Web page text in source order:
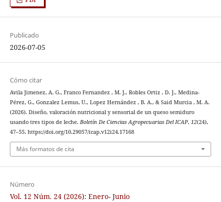
Publicado
2026-07-05
Cómo citar
Avila Jimenez, A. G., Franco Fernandez , M. J., Robles Ortiz , D. J., Medina-
Pérez, G., Gonzalez Lemus, U., Lopez Hernández , B. A., & Said Murcia , M. A.
(2026). Diseño, valoración nutricional y sensorial de un queso semiduro
usando tres tipos de leche. Boletín De Ciencias Agropecuarias Del ICAP, 12(24),
47–55. https://doi.org/10.29057/icap.v12i24.17168
Más formatos de cita
Número
Vol. 12 Núm. 24 (2026): Enero- Junio